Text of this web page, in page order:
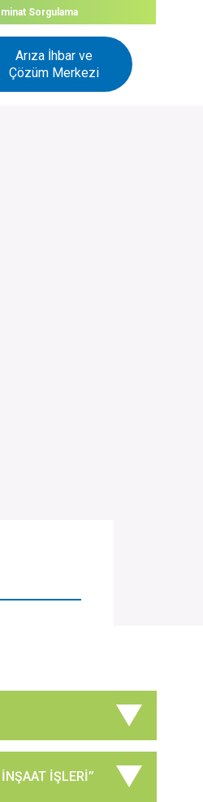
Sorgulama
Arıza İhbar ve
Çözüm Merkezi
İŞLERİ’’